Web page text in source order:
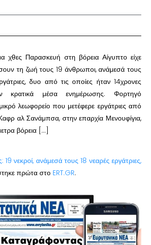
χθες Παρασκευή στη βόρεια Αίγυπτο είχε
τη ζωή τους 19 άνθρωποι, ανάμεσά τους
δυο από τις οποίες ήταν 14χρονες
κρατικά μέσα ενημέρωσης. Φορτηγό
λεωφορείο που μετέφερε εργάτριες από
αλ Σανάμπσα, στην επαρχία Μενουφίγια,
βόρεια […]
19 νεκροί, ανάμεσά τους 18 νεαρές εργάτριες,
πρώτα στο ERT.GR.